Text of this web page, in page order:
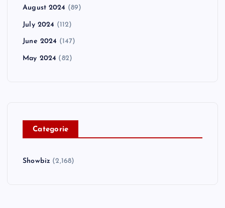
August 2024 (89)
July 2024 (112)
June 2024 (147)
May 2024 (82)
Categorie
Showbiz (2,168)